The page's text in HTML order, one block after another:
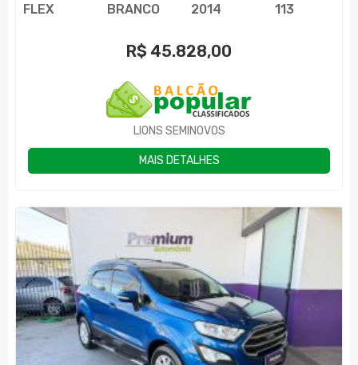
FLEX BRANCO 2014 113
R$ 45.828,00
LIONS SEMINOVOS
MAIS DETALHES